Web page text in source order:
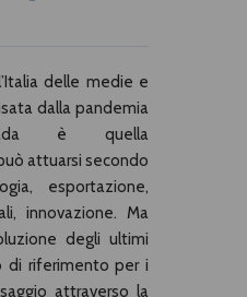
delle medie e
dalla pandemia
è quella
attuarsi secondo
esportazione,
innovazione. Ma
degli ultimi
di riferimento per i
attraverso la